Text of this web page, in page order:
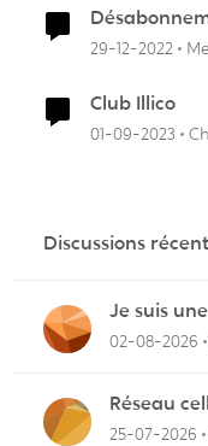
29-12-2022
Club Illico
01-09-2023
Discussions
Je suis une
connecter
02-08-2026
Réseau
dans les
25-07-2026